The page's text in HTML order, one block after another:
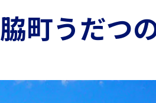
脇町うだつ